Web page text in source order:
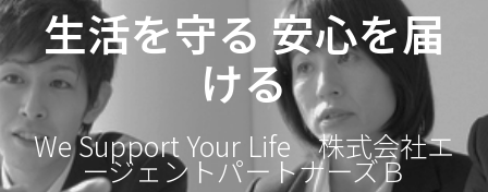
生活を守る 安心を届
ける
We Support Your Life 株式会社エ
ージェントパートナーズＢ